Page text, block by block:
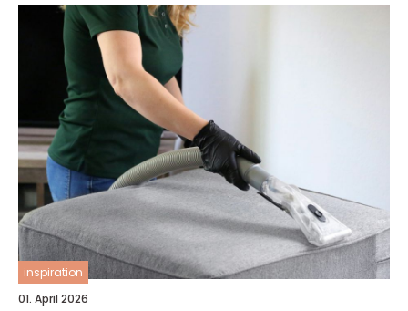
inspiration
01. April 2026